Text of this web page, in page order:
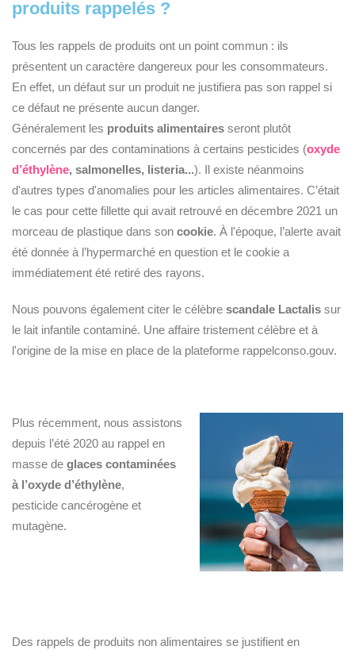
produits rappelés ?
Tous les rappels de produits ont un point commun : ils
présentent un caractère dangereux pour les consommateurs.
En effet, un défaut sur un produit ne justifiera pas son rappel si
ce défaut ne présente aucun danger.
Généralement les produits alimentaires seront plutôt
concernés par des contaminations à certains pesticides (oxyde
d’éthylène, salmonelles, listeria...). Il existe néanmoins
d'autres types d'anomalies pour les articles alimentaires. C’était
le cas pour cette fillette qui avait retrouvé en décembre 2021 un
morceau de plastique dans son cookie. À l'époque, l’alerte avait
été donnée à l’hypermarché en question et le cookie a
immédiatement été retiré des rayons.
Nous pouvons également citer le célèbre scandale Lactalis sur
le lait infantile contaminé. Une affaire tristement célèbre et à
l'origine de la mise en place de la plateforme rappelconso.gouv.
Plus récemment, nous assistons
depuis l’été 2020 au rappel en
masse de glaces contaminées
à l’oxyde d’éthylène,
pesticide cancérogène et
mutagène.
Des rappels de produits non alimentaires se justifient en